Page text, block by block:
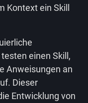
Kontext ein Skill
einen Skill,
Anweisungen an
Dieser
Entwicklung von